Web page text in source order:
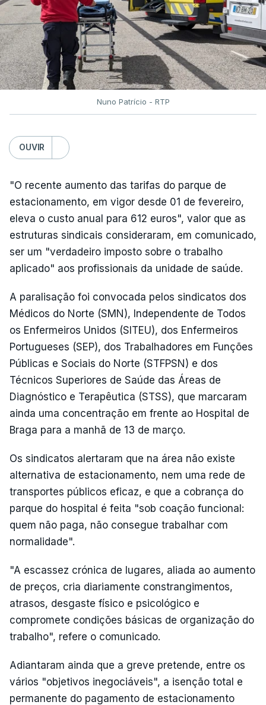
Nuno Patrício - RTP
OUVIR
"O recente aumento das tarifas do parque de
estacionamento, em vigor desde 01 de fevereiro,
eleva o custo anual para 612 euros", valor que as
estruturas sindicais consideraram, em comunicado,
ser um "verdadeiro imposto sobre o trabalho
aplicado" aos profissionais da unidade de saúde.
A paralisação foi convocada pelos sindicatos dos
Médicos do Norte (SMN), Independente de Todos
os Enfermeiros Unidos (SITEU), dos Enfermeiros
Portugueses (SEP), dos Trabalhadores em Funções
Públicas e Sociais do Norte (STFPSN) e dos
Técnicos Superiores de Saúde das Áreas de
Diagnóstico e Terapêutica (STSS), que marcaram
ainda uma concentração em frente ao Hospital de
Braga para a manhã de 13 de março.
Os sindicatos alertaram que na área não existe
alternativa de estacionamento, nem uma rede de
transportes públicos eficaz, e que a cobrança do
parque do hospital é feita "sob coação funcional:
quem não paga, não consegue trabalhar com
normalidade".
"A escassez crónica de lugares, aliada ao aumento
de preços, cria diariamente constrangimentos,
atrasos, desgaste físico e psicológico e
compromete condições básicas de organização do
trabalho", refere o comunicado.
Adiantaram ainda que a greve pretende, entre os
vários "objetivos inegociáveis", a isenção total e
permanente do pagamento de estacionamento